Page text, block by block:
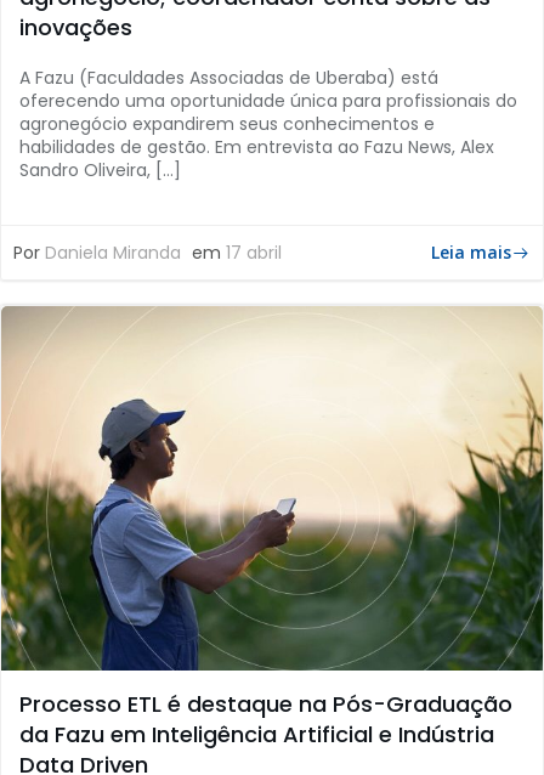
inovações
A Fazu (Faculdades Associadas de Uberaba) está
oferecendo uma oportunidade única para profissionais do
agronegócio expandirem seus conhecimentos e
habilidades de gestão. Em entrevista ao Fazu News, Alex
Sandro Oliveira, […]
Por Daniela Miranda em 17 abril Leia mais
Processo ETL é destaque na Pós-Graduação
da Fazu em Inteligência Artificial e Indústria
Data Driven